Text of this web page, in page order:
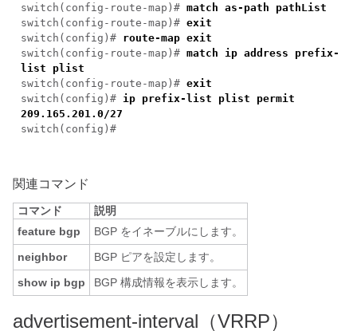
switch(config-route-map)# match as-path pathList
switch(config-route-map)# exit
switch(config)# route-map exit
switch(config-route-map)# match ip address prefix-
list plist
switch(config-route-map)# exit
switch(config)# ip prefix-list plist permit
209.165.201.0/27
switch(config)#
関連コマンド
コマンド
説明
feature bgp
BGP をイネーブルにします。
neighbor
BGP ピアを設定します。
show ip bgp
BGP 構成情報を表示します。
advertisement-interval（VRRP）